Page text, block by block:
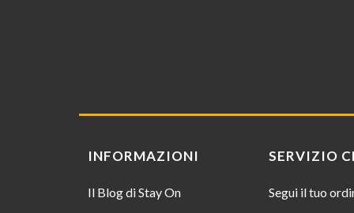
INFORMAZIONI
Il Blog di Stay On
SERVIZIO
Segui il tuo